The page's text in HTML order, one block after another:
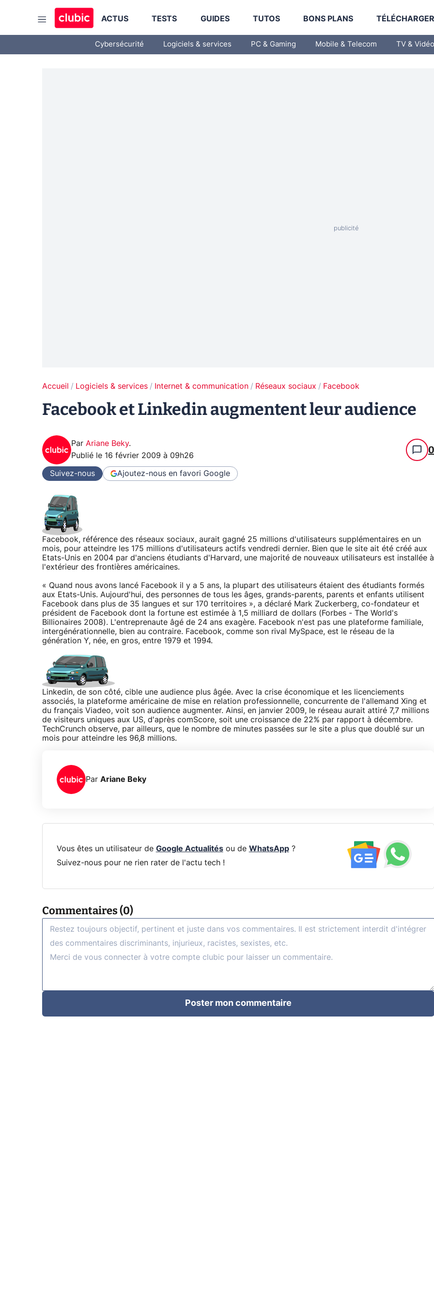
ACTUS TESTS GUIDES TUTOS BONS PLANS
Cybersécurité Logiciels & services PC & Gaming Mobile & Telecom TV & Vidéo
Accueil Logiciels & services Internet & communication Réseaux sociaux Facebook
Facebook et Linkedin augmentent leur audience
Par Ariane Beky.
Publié le 16 février 2009 à 09h26 0
Suivez-nous Ajoutez-nous en favori Google
Facebook, référence des réseaux sociaux, aurait gagné 25 millions d'utilisateurs supplémentaires en un
mois, pour atteindre les 175 millions d'utilisateurs actifs vendredi dernier. Bien que le site ait été créé aux
Etats-Unis en 2004 par d'anciens étudiants d'Harvard, une majorité de nouveaux utilisateurs est installée à
l'extérieur des frontières américaines.
« Quand nous avons lancé Facebook il y a 5 ans, la plupart des utilisateurs étaient des étudiants formés
aux Etats-Unis. Aujourd'hui, des personnes de tous les âges, grands-parents, parents et enfants utilisent
Facebook dans plus de 35 langues et sur 170 territoires », a déclaré Mark Zuckerberg, co-fondateur et
président de Facebook dont la fortune est estimée à 1,5 milliard de dollars (Forbes - The World's
Billionaires 2008). L'entreprenaute âgé de 24 ans exagère. Facebook n'est pas une plateforme familiale,
intergénérationnelle, bien au contraire. Facebook, comme son rival MySpace, est le réseau de la
génération Y, née, en gros, entre 1979 et 1994.
Linkedin, de son côté, cible une audience plus âgée. Avec la crise économique et les licenciements
associés, la plateforme américaine de mise en relation professionnelle, concurrente de l'allemand Xing et
du français Viadeo, voit son audience augmenter. Ainsi, en janvier 2009, le réseau aurait attiré 7,7 millions
de visiteurs uniques aux US, d'après comScore, soit une croissance de 22% par rapport à décembre.
TechCrunch observe, par ailleurs, que le nombre de minutes passées sur le site a plus que doublé sur un
mois pour atteindre les 96,8 millions.
Par Ariane Beky
Vous êtes un utilisateur de Google Actualitésou de WhatsApp?
Suivez-nous pour ne rien rater de l'actu tech !
Commentaires (0)
Poster mon commentaire